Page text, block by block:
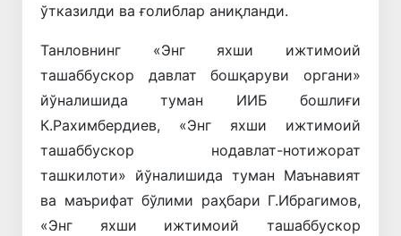
ўтказилди ва ғолиблар аниқланди.
Танловнинг «Энг яхши ижтимоий
ташаббускор давлат бошқаруви органи»
йўналишида туман ИИБ бошлиғи
К.Рахимбердиев, «Энг яхши ижтимоий
ташаббускор нодавлат-нотижорат
ташкилоти» йўналишида туман Маънавият
ва маърифат бўлими раҳбари Г.Ибрагимов,
«Энг яхши ижтимоий ташаббускор